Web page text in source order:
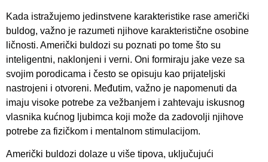
Kada istražujemo jedinstvene karakteristike rase američki
buldog, važno je razumeti njihove karakteristične osobine
ličnosti. Američki buldozi su poznati po tome što su
inteligentni, naklonjeni i verni. Oni formiraju jake veze sa
svojim porodicama i često se opisuju kao prijateljski
nastrojeni i otvoreni. Međutim, važno je napomenuti da
imaju visoke potrebe za vežbanjem i zahtevaju iskusnog
vlasnika kućnog ljubimca koji može da zadovolji njihove
potrebe za fizičkom i mentalnom stimulacijom.
Američki buldozi dolaze u više tipova, uključujući